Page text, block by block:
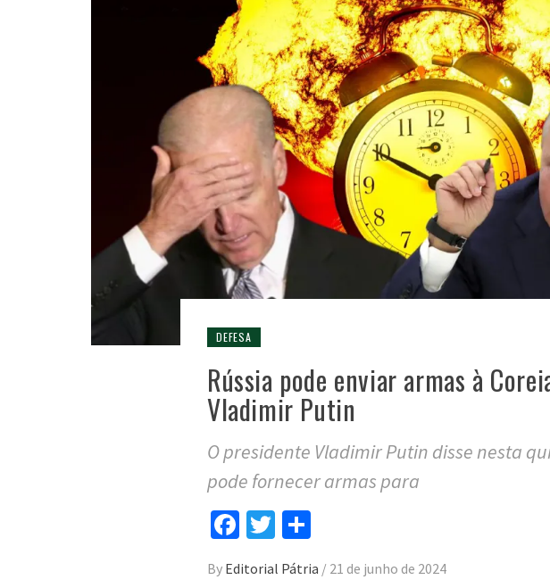
DEFESA
Rússia pode enviar armas à
Vladimir Putin
O presidente Vladimir Putin disse nesta
pode fornecer armas para
Facebook
Twitter
By Editorial Pátria / 21 de junho de 2024